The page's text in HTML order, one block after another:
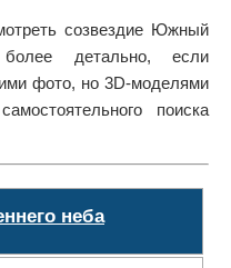
созвездие Южный
детально, если
фото, но 3D-моделями
поиска
неба